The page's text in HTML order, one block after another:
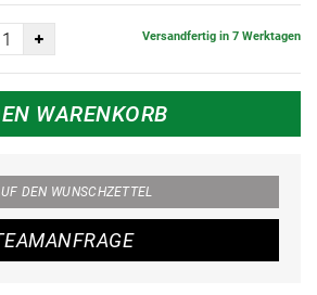
Versandfertig in 7 Werktagen
WARENKORB
DEN WUNSCHZETTEL